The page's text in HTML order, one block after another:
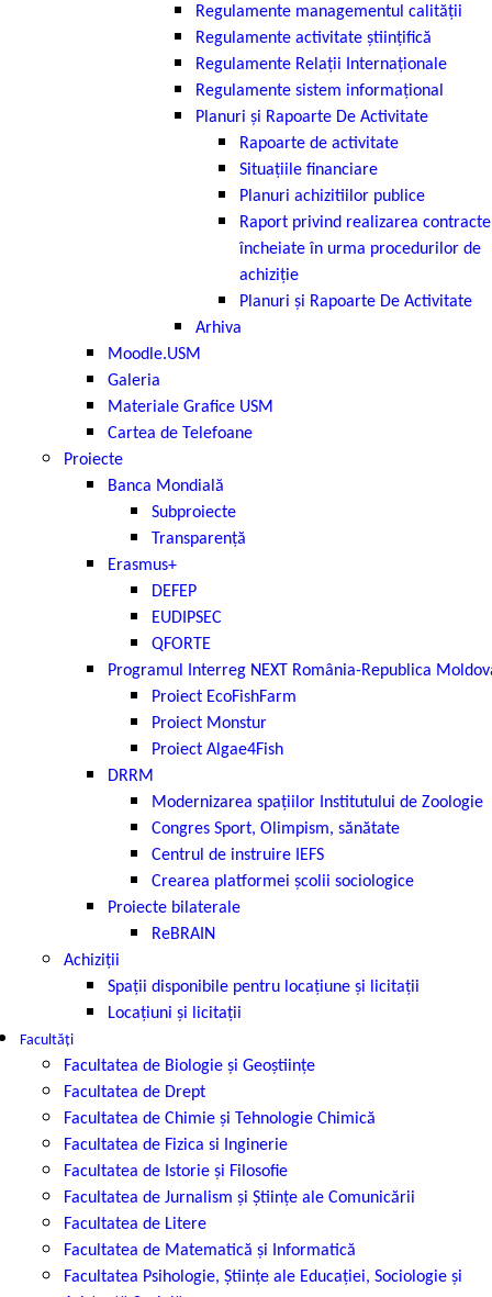
Regulamente managementul calității
Regulamente activitate ştiinţifică
Regulamente Relaţii Internaţionale
Regulamente sistem informaţional
Planuri și Rapoarte De Activitate
Rapoarte de activitate
Situațiile financiare
Planuri achizitiilor publice
Raport privind realizarea
încheiate în urma procedurilor de
achiziție
Planuri și Rapoarte De Activitate
Arhiva
Moodle.USM
Galeria
Materiale Grafice USM
Cartea de Telefoane
Proiecte
Banca Mondială
Subproiecte
Transparență
Erasmus+
DEFEP
EUDIPSEC
QFORTE
Programul Interreg NEXT România-Republica
Proiect EcoFishFarm
Proiect Monstur
Proiect Algae4Fish
DRRM
Modernizarea spațiilor Institutului de Zoologie
Congres Sport, Olimpism, sănătate
Centrul de instruire IEFS
Crearea platformei școlii sociologice
Proiecte bilaterale
ReBRAIN
Achiziţii
Spații disponibile pentru locațiune și licitații
Locațiuni și licitații
Facultăți
Facultatea de Biologie și Geoștiințe
Facultatea de Drept
Facultatea de Chimie şi Tehnologie Chimică
Facultatea de Fizica si Inginerie
Facultatea de Istorie şi Filosofie
Facultatea de Jurnalism şi Ştiinţe ale Comunicării
Facultatea de Litere
Facultatea de Matematică şi Informatică
Facultatea Psihologie, Ştiinţe ale Educaţiei, Sociologie și